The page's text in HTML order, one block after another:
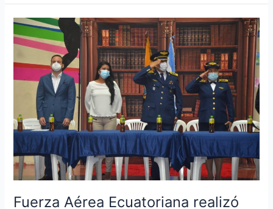
Fuerza Aérea Ecuatoriana realizó
Fuerza
Aérea
Ecuatoriana
realizó
varias
actividades
por
el
Día
de
la
Nacional